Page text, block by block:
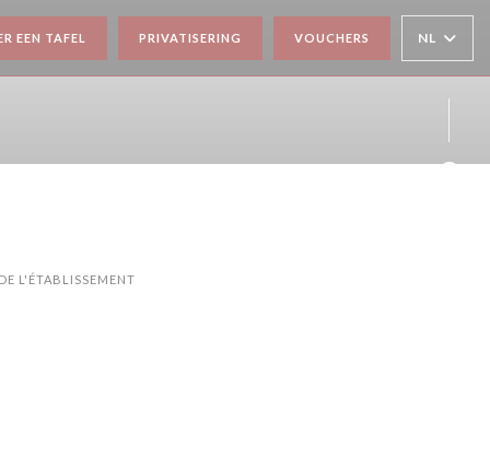
EEN TAFEL PRIVATISERING VOUCHERS NL
L'ÉTABLISSEMENT